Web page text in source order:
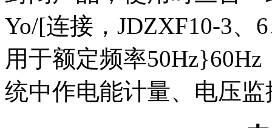
Yo/[连接，JDZXF10-3、
用于额定频率
统中作电能计量、电压